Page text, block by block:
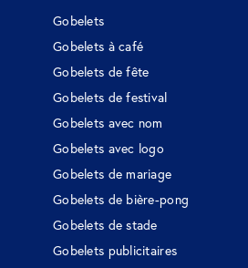
Gobelets
Gobelets à café
Gobelets de fête
Gobelets de festival
Gobelets avec nom
Gobelets avec logo
Gobelets de mariage
Gobelets de bière-pong
Gobelets de stade
Gobelets publicitaires